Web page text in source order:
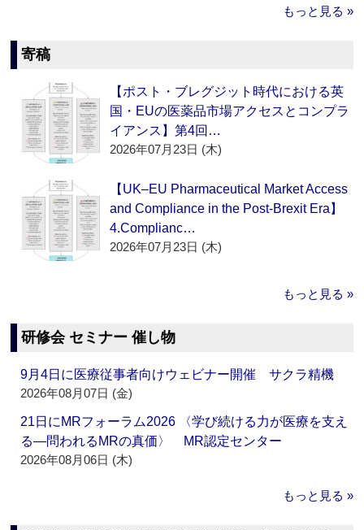
もっと見る »
寄稿
【ポスト・ブレグジット時代における英
国・EUの医薬品市場アクセスとコンプラ
イアンス】第4回…
2026年07月23日 (木)
【UK–EU Pharmaceutical Market Access
and Compliance in the Post-Brexit Era】
4.Complianc…
2026年07月23日 (木)
もっと見る »
研修会 セミナー 催し物
9月4日に医療従事者向けウェビナー開催 サクラ精機
2026年08月07日 (金)
21日にMRフォーラム2026 〈学び続ける力が医療を支え
る―問われるMRの真価〉 MR認定センター
2026年08月06日 (木)
もっと見る »